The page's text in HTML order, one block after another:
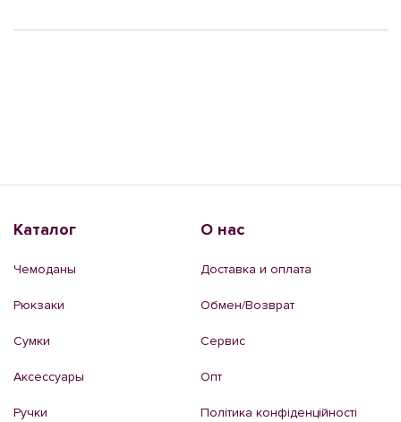
Каталог
Чемоданы
Рюкзаки
Сумки
Аксессуары
Ручки
О нас
Доставка и оплата
Обмен/Возврат
Сервис
Опт
Політика конфіденційності